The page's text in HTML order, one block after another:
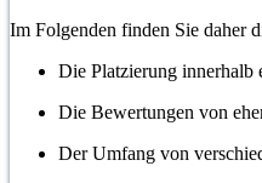
Im Folgenden finden Sie daher
Die Platzierung innerhalb
Die Bewertungen von
Der Umfang von